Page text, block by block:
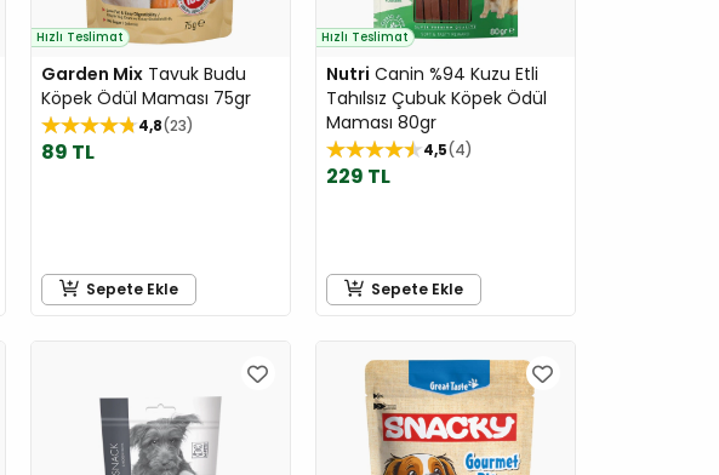
Hızlı Teslimat
Garden MixTavuk Budu
Köpek Ödül Maması 75gr
4,8 23
89 TL
Sepete Ekle
Hızlı Teslimat
Nutri Canin %94 Kuzu Etli
Tahılsız Çubuk Köpek Ödül
Maması 80gr
4,5 4
229 TL
Sepete Ekle